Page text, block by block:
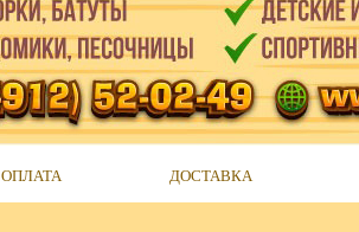
ОПЛАТА ДОСТАВКА